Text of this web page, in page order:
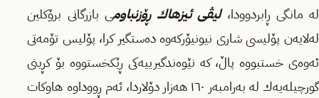
له‌ مانگی ڕابردوودا،لیڤی ئیزهاك ڕۆزنباومی بازرگانی برۆكلین
له‌لایه‌ن پۆلیسی شاری نیونیۆركه‌وه‌ ده‌ستگیر كرا، پۆلیس تۆمه‌تی
ئه‌وه‌ی خستبووه‌ پاڵ، كه‌ نێوه‌ندگیرییه‌كی ڕێكخستووه‌ بۆ كڕینی
گورچیله‌یه‌ك‌ له‌ به‌رامبه‌ر ١٦٠ هه‌زار دۆلاردا، ئه‌م ڕووداوه‌ هاوكات